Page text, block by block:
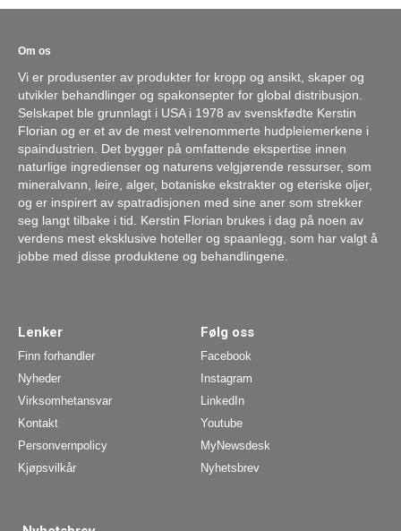
Om os
Vi er produsenter av produkter for kropp og ansikt, skaper og
utvikler behandlinger og spakonsepter for global distribusjon.
Selskapet ble grunnlagt i USA i 1978 av svenskfødte Kerstin
Florian og er et av de mest velrenommerte hudpleiemerkene i
spaindustrien. Det bygger på omfattende ekspertise innen
naturlige ingredienser og naturens velgjørende ressurser, som
mineralvann, leire, alger, botaniske ekstrakter og eteriske oljer,
og er inspirert av spatradisjonen med sine aner som strekker
seg langt tilbake i tid. Kerstin Florian brukes i dag på noen av
verdens mest eksklusive hoteller og spaanlegg, som har valgt å
jobbe med disse produktene og behandlingene.
Lenker
Finn forhandler
Nyheder
Virksomhetansvar
Kontakt
Personvernpolicy
Kjøpsvilkår
Følg oss
Facebook
Instagram
LinkedIn
Youtube
MyNewsdesk
Nyhetsbrev